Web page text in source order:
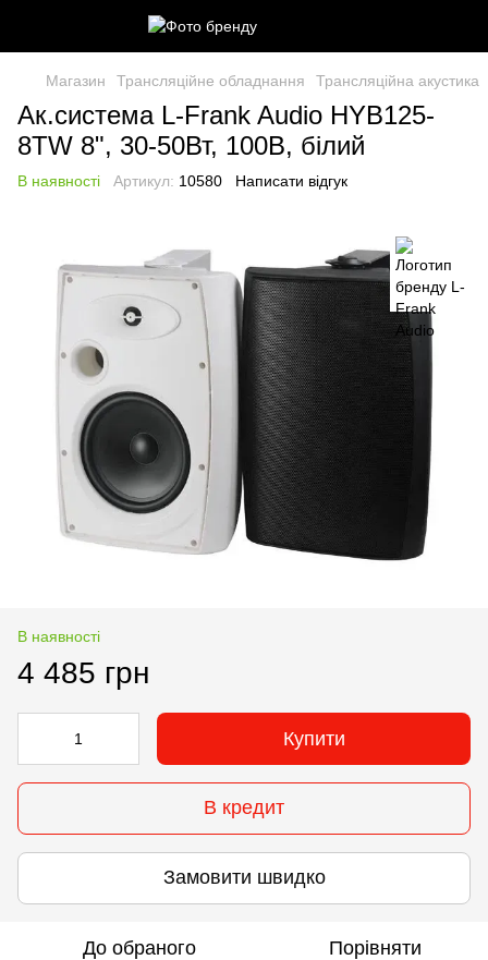
Магазин Трансляційне обладнання Трансляційна акустика
Ак.система L-Frank Audio HYB125-
8TW 8", 30-50Вт, 100В, білий
В наявності Артикул: 10580 Написати відгук
В наявності
4 485 грн
Купити
В кредит
Замовити швидко
До обраного Порівняти